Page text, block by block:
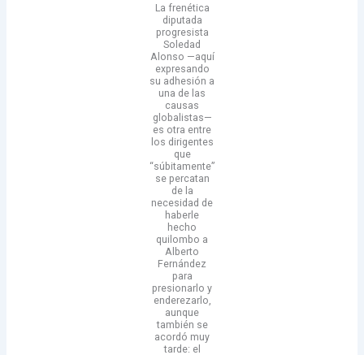
La frenética
diputada
progresista
Soledad
Alonso —aquí
expresando
su adhesión a
una de las
causas
globalistas—
es otra entre
los dirigentes
que
“súbitamente”
se percatan
de la
necesidad de
haberle
hecho
quilombo a
Alberto
Fernández
para
presionarlo y
enderezarlo,
aunque
también se
acordó muy
tarde: el